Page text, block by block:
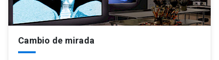
Cambio de mirada